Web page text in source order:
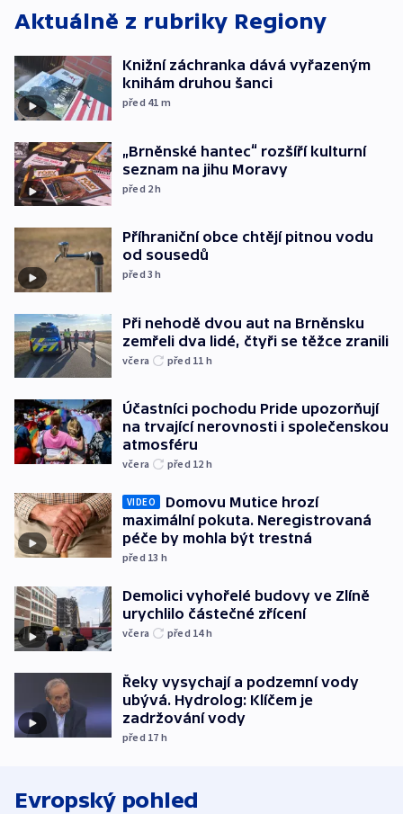
Aktuálně z rubriky Regiony
Knižní záchranka dává vyřazeným
knihám druhou šanci
před 41 m
„Brněnské hantec“ rozšíří kulturní
seznam na jihu Moravy
před 2h
Příhraniční obce chtějí pitnou vodu
od sousedů
před 3h
Při nehodě dvou aut na Brněnsku
zemřeli dva lidé, čtyři se těžce zranili
včera před 11 h
Účastníci pochodu Pride upozorňují
na trvající nerovnosti i společenskou
atmosféru
včera před 12 h
VIDEO
Domovu Mutice hrozí
maximální pokuta. Neregistrovaná
péče by mohla být trestná
před 13 h
Demolici vyhořelé budovy ve Zlíně
urychlilo částečné zřícení
včera před 14h
Řeky vysychají a podzemní vody
ubývá. Hydrolog: Klíčem je
zadržování vody
před 17 h
Evropský pohled